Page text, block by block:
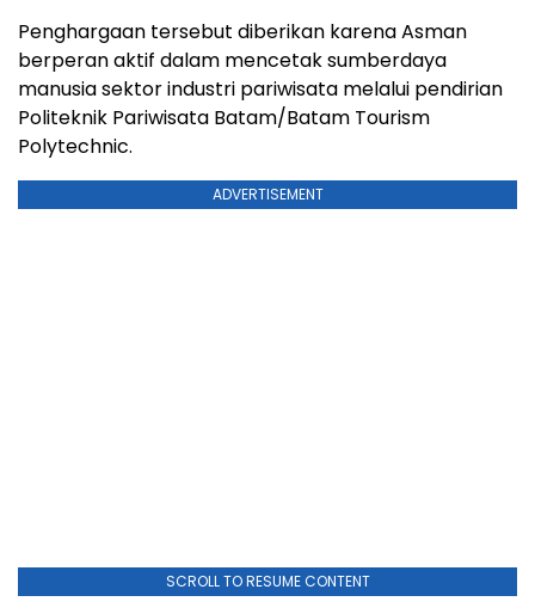
Penghargaan tersebut diberikan karena Asman
berperan aktif dalam mencetak sumberdaya
manusia sektor industri pariwisata melalui pendirian
Politeknik Pariwisata Batam/Batam Tourism
Polytechnic.
ADVERTISEMENT
SCROLL TO RESUME CONTENT